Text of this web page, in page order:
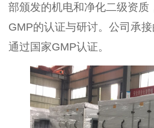
部颁发的机电和净化二级资质
GMP的认证与研讨。公司承
通过国家GMP认证。